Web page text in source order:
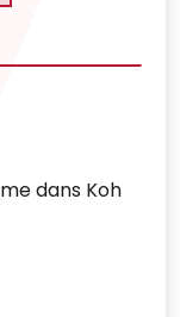
dans Koh